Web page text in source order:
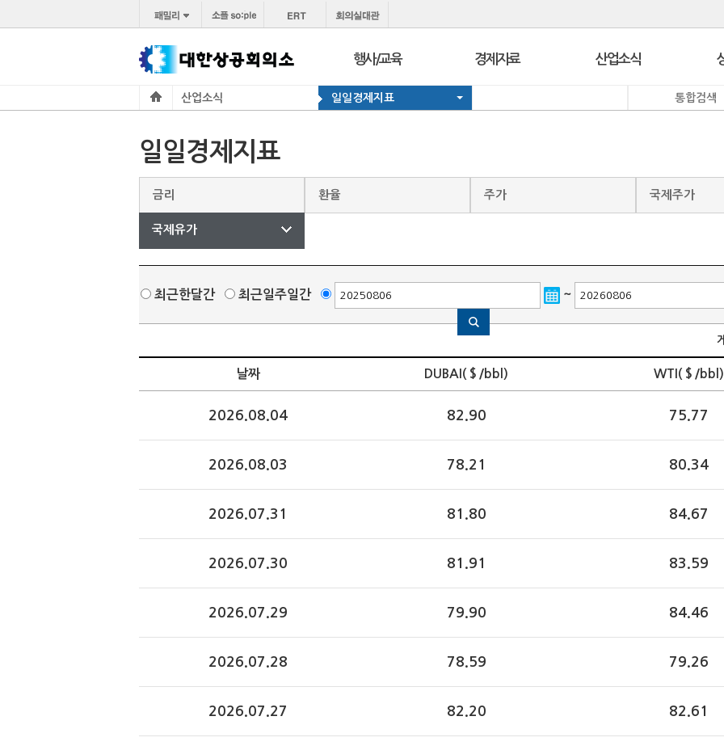
행사/교육
행사
코참경영상담
경제자료
온라인세미나
산업소식
유관기관소식
산업소식 일일경제지표 통합검색
일일경제지표
금리 환율 주가 국제주가
국제유가
최근한달간 최근일주일간 ~
날짜 DUBAI(＄/bbl) WTI(＄/bbl)
2026.08.04 82.90 75.77
2026.08.03 78.21 80.34
2026.07.31 81.80 84.67
2026.07.30 81.91 83.59
2026.07.29 79.90 84.46
2026.07.28 78.59 79.26
2026.07.27 82.20 82.61